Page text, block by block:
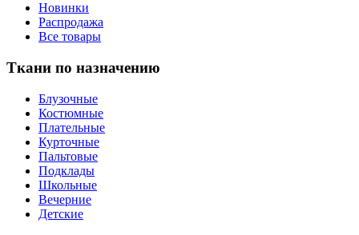
Новинки
Распродажа
Все товары
Ткани по назначению
Блузочные
Костюмные
Плательные
Курточные
Пальтовые
Подклады
Школьные
Вечерние
Детские